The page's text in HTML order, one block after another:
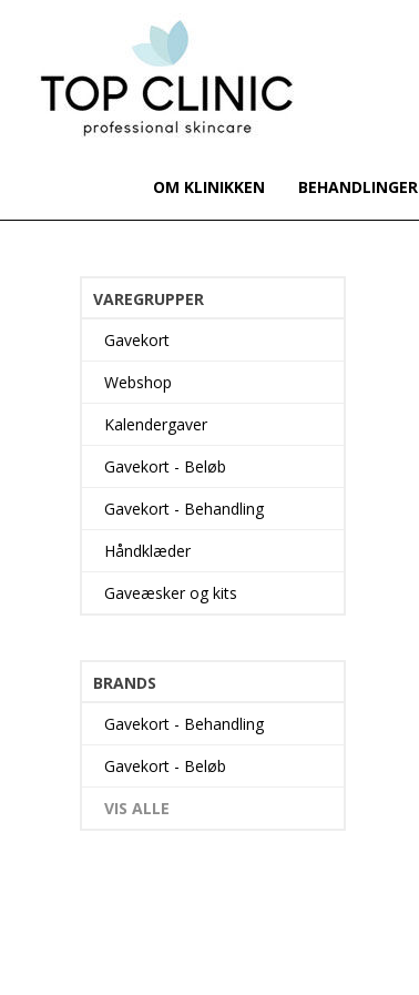
OM KLINIKKEN BEHANDLINGER
VAREGRUPPER
Gavekort
Webshop
Kalendergaver
Gavekort - Beløb
Gavekort - Behandling
Håndklæder
Gaveæsker og kits
BRANDS
Gavekort - Behandling
Gavekort - Beløb
VIS ALLE